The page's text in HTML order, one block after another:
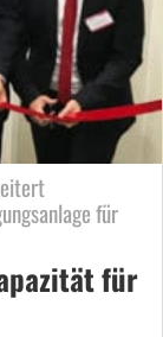
für
für